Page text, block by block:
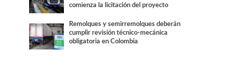
comienza la licitación del proyecto
Remolques y semirremolques deberán
cumplir revisión técnico-mecánica
obligatoria en Colombia